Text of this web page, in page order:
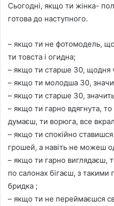
Сьогодні, якщо ти жінка-
готова до наступного.
– якщо ти не фотомодель,
ти товста і огидна;
– якщо ти старше 30, щодня
– якщо ти молодша 30,
– якщо ти старше 30,
– якщо ти гарно вдягнута,
думаєш, ти ворюга, все
– якщо ти спокійно
грошей, а навіть не можеш
– якщо ти гарно виглядаєш,
по салонах бігаєш, з
бридка ;
– якщо ти не переймаєшся